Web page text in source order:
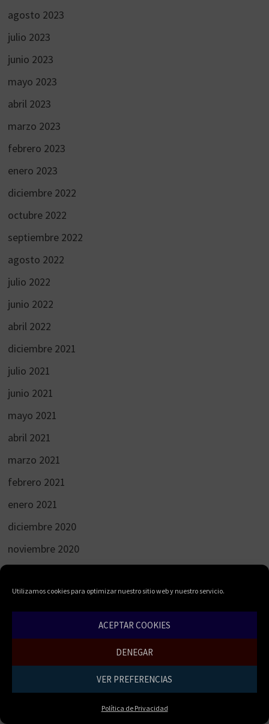
Utilizamos cookies para optimizar nuestro sitio web y nuestro servicio.
ACEPTAR COOKIES
DENEGAR
VER PREFERENCIAS
Política de Privacidad
agosto 2023
julio 2023
junio 2023
mayo 2023
abril 2023
marzo 2023
febrero 2023
enero 2023
diciembre 2022
octubre 2022
septiembre 2022
agosto 2022
julio 2022
junio 2022
abril 2022
diciembre 2021
julio 2021
junio 2021
mayo 2021
abril 2021
marzo 2021
febrero 2021
enero 2021
diciembre 2020
noviembre 2020
julio 2020
junio 2020
abril 2020